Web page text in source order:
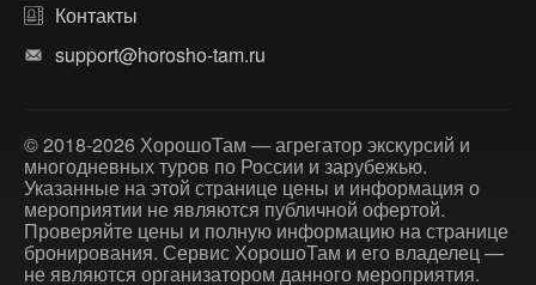
Контакты
support@horosho-tam.ru
© 2018-2026 ХорошоТам — агрегатор экскурсий и
многодневных туров по России и зарубежью.
Указанные на этой странице цены и информация о
мероприятии не являются публичной офертой.
Проверяйте цены и полную информацию на странице
бронирования. Сервис ХорошоТам и его владелец —
не являются организатором данного мероприятия.